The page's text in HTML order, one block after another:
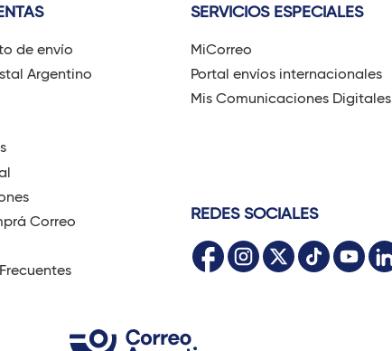
de envío
Argentino
Correo
SERVICIOS ESPECIALES
MiCorreo
Portal envíos internacionales
Mis Comunicaciones Digitales
REDES SOCIALES